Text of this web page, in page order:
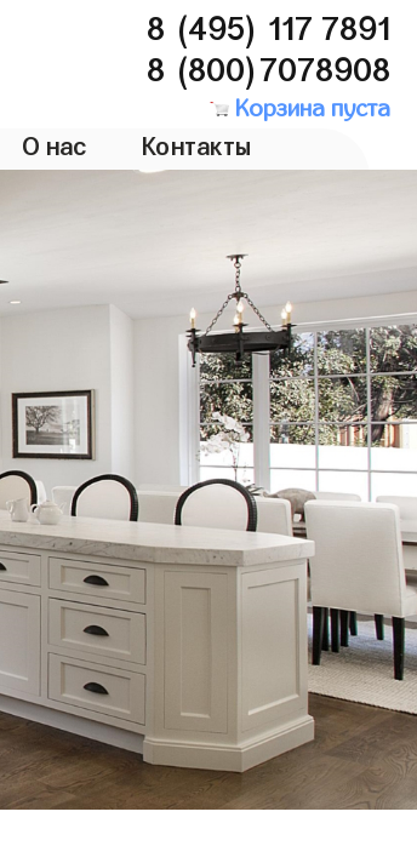
8 (495) 117 7891
8 (800)7078908
Корзина пуста
О нас Контакты